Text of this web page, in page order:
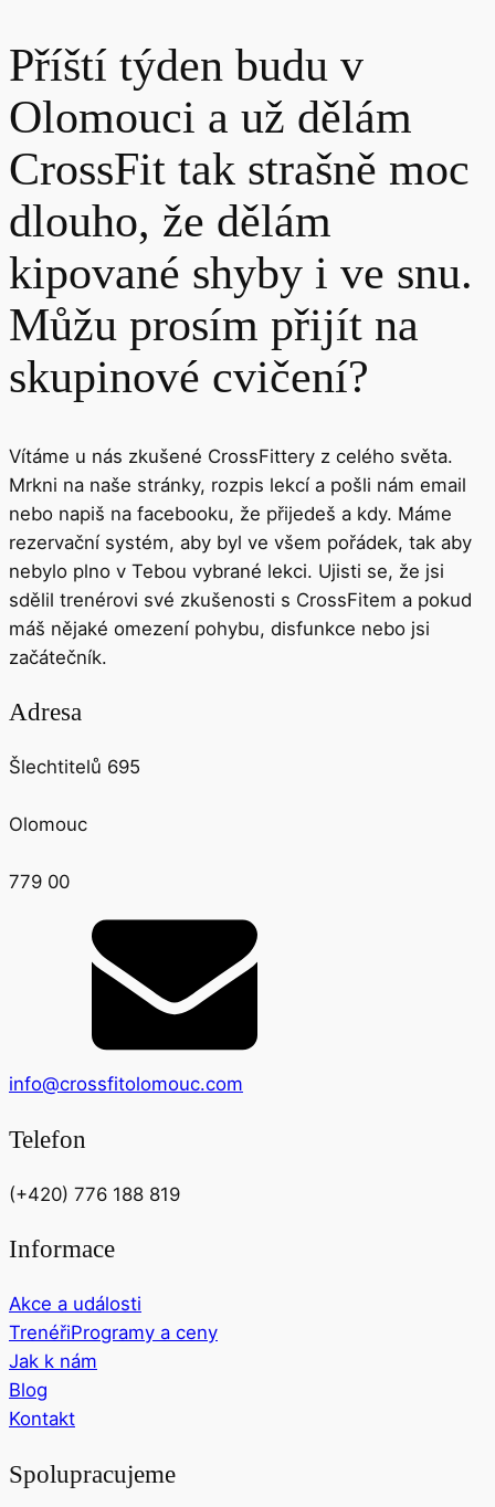
Příští týden budu v
Olomouci a už dělám
CrossFit tak strašně moc
dlouho, že dělám
kipované shyby i ve snu.
Můžu prosím přijít na
skupinové cvičení?
Vítáme u nás zkušené CrossFittery z celého světa.
Mrkni na naše stránky, rozpis lekcí a pošli nám email
nebo napiš na facebooku, že přijedeš a kdy. Máme
rezervační systém, aby byl ve všem pořádek, tak aby
nebylo plno v Tebou vybrané lekci. Ujisti se, že jsi
sdělil trenérovi své zkušenosti s CrossFitem a pokud
máš nějaké omezení pohybu, disfunkce nebo jsi
začátečník.
Adresa
Šlechtitelů 695
Olomouc
779 00
info@crossfitolomouc.com
Telefon
(+420) 776 188 819
Informace
Akce a události
TrenéřiProgramy a ceny
Jak k nám
Blog
Kontakt
Spolupracujeme